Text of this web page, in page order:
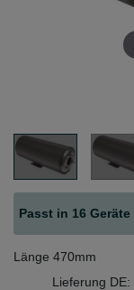
Passt in 16 Geräte
Länge 470mm
Lieferung DE: